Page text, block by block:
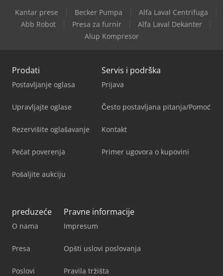
Kantar prese Becker Pumpa
Alfa Laval Centrifuga
Abb Robot
Presa za furnir
Alfa Laval Dekanter
Alup Kompresor
Prodati
Postavljanje oglasa
Upravljajte oglase
Rezervišite oglašavanje
Pečat poverenja
Pošaljite aukciju
Servis i podrška
Prijava
Često postavljana pitanja/Pomoć
Kontakt
Primer ugovora o kupovini
preduzeće
O nama
Presa
Poslovi
Pravne informacije
Impresum
Opšti uslovi poslovanja
Pravila tržišta